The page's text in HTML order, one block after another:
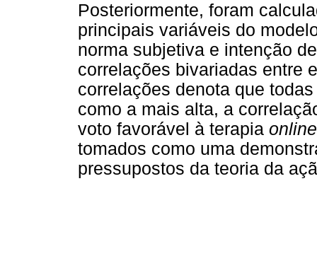
Posteriormente, foram
principais variáveis do
norma subjetiva e intenção
correlações bivariadas entre
correlações denota que
como a mais alta, a
voto favorável à terapia online
tomados como uma
pressupostos da teoria da